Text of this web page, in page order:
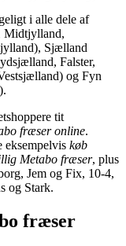
i alle dele af
Midtjylland,
Sjælland
Falster,
og Fyn
tit
fræser online.
eksempelvis køb
Metabo fræser, plus
Jem og Fix, 10-4,
og Stark.
fræser